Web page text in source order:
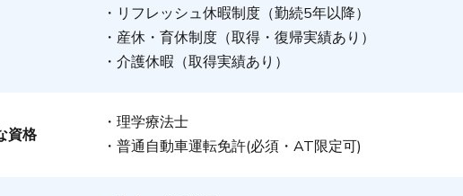
・リフレッシュ休暇制度（勤続5年以降）
・産休・育休制度（取得・復帰実績あり）
・介護休暇（取得実績あり）
資格
・理学療法士
・普通自動車運転免許(必須・AT限定可)